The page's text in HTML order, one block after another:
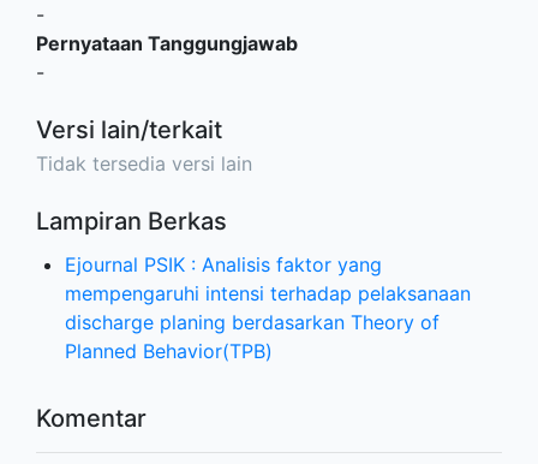
-
Pernyataan Tanggungjawab
-
Versi lain/terkait
Tidak tersedia versi lain
Lampiran Berkas
Ejournal PSIK : Analisis faktor yang
mempengaruhi intensi terhadap pelaksanaan
discharge planing berdasarkan Theory of
Planned Behavior(TPB)
Komentar